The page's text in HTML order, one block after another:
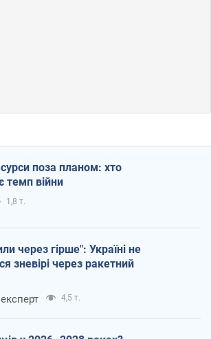
поза планом: хто
темп війни
1,8 т.
через гірше": Україні не
зневірі через ракетний
4,5 т.